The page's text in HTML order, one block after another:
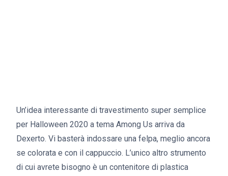
Un’idea interessante di travestimento super semplice
per Halloween 2020 a tema Among Us arriva da
Dexerto. Vi basterà indossare una felpa, meglio ancora
se colorata e con il cappuccio. L’unico altro strumento
di cui avrete bisogno è un contenitore di plastica